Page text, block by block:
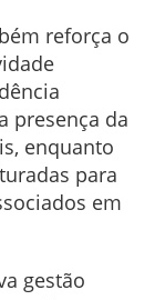
reforça o
presença da
enquanto
para
em
gestão